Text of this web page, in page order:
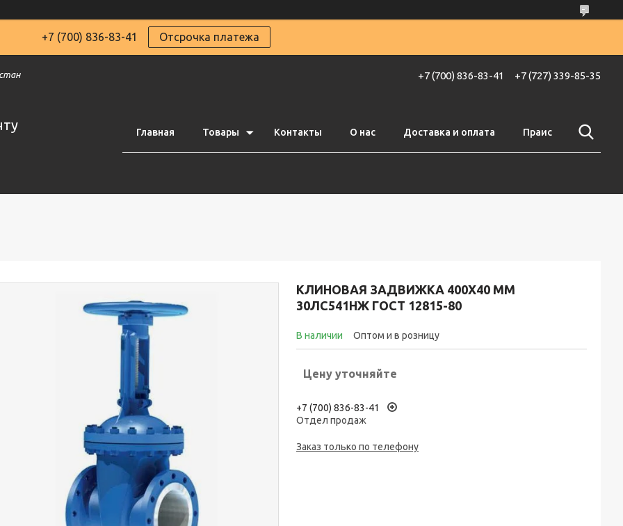
+7 (700) 836-83-41 Отсрочка платежа
+7 (700) 836-83-41 +7 (727) 339-85-35
Главная Товары Контакты О нас Доставка и оплата Праис
КЛИНОВАЯ ЗАДВИЖКА 400X40 ММ
30ЛС541НЖ ГОСТ 12815-80
В наличии Оптом и в розницу
Цену уточняйте
+7 (700) 836-83-41
Отдел продаж
Заказ только по телефону